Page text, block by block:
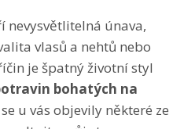
nevysvětlitelná únava,
vlasů a nehtů nebo
je špatný životní styl
bohatých na
u vás objevily některé ze